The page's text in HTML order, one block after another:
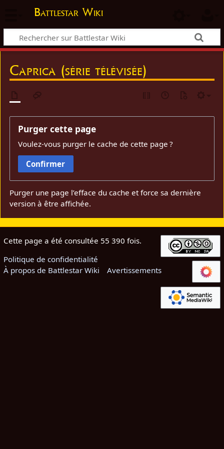
Battlestar Wiki
Caprica (série télévisée)
Purger cette page
Voulez-vous purger le cache de cette page ?
Confirmer
Purger une page l’efface du cache et force sa dernière
version à être affichée.
Cette page a été consultée 55 390 fois.
Politique de confidentialité
À propos de Battlestar Wiki
Avertissements